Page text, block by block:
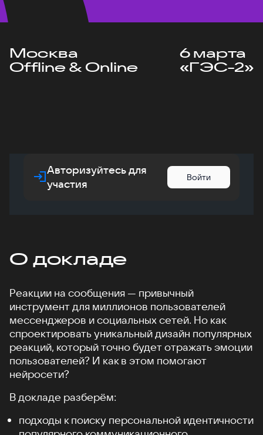
Москва
Offline & Online
6 марта
«ГЭС-2»
Авторизуйтесь для
участия
Войти
О докладе
Реакции на сообщения — привычный
инструмент для миллионов пользователей
мессенджеров и социальных сетей. Но как
спроектировать уникальный дизайн популярных
реакций, который точно будет отражать эмоции
пользователей? И как в этом помогают
нейросети?
В докладе разберём:
подходы к поиску персональной идентичности